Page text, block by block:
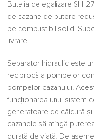
Butelia de egalizare SH-
de cazane de putere
pe combustibil solid.
livrare.
Separator hidraulic este
reciprocă a pompelor
pompelor cazanului.
funcționarea unui sistem
generatoare de căldură
cazanele să atingă
durată de viață. De